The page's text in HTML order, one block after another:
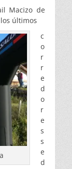
Macizo de
últimos
c
o
r
r
e
d
o
r
e
s
s
e
d